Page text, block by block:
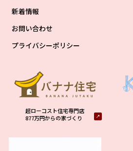
新着情報
お問い合わせ
プライバシーポリシー
超ローコスト住宅専門店
877万円からの家づくり